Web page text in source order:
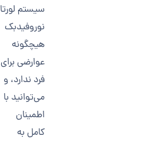
سیستم لورتا
نوروفیدبک
هیچگونه
عوارضی برای
فرد ندارد، و
می‌توانید با
اطمینان
کامل به